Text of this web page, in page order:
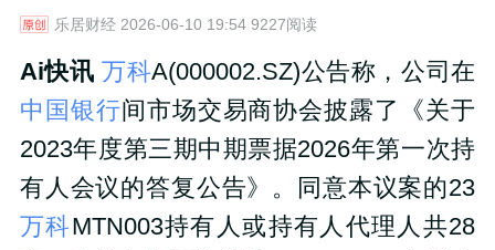
乐居财经2026-06-10 19:54 9227阅读
Ai快讯 万科A(000002.SZ)公告称，公司在
中国银行间市场交易商协会披露了《关于
2023年度第三期中期票据2026年第一次持
有人会议的答复公告》。同意本议案的23
万科MTN003持有人或持有人代理人共28